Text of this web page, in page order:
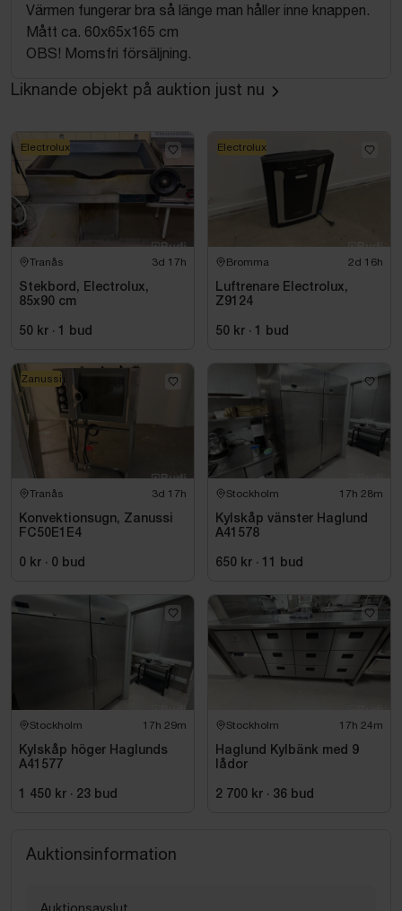
Värmen fungerar bra så länge man håller inne knappen.
Mått ca. 60x65x165 cm
OBS! Momsfri försäljning.
Liknande objekt på auktion just nu
Tranås 3d 17h
Stekbord, Electrolux,
85x90 cm
50 kr · 1 bud
Electrolux
Bromma 2d 16h
Luftrenare Electrolux,
Z9124
50 kr · 1 bud
Electrolux
Tranås 3d 17h
Konvektionsugn, Zanussi
FC50E1E4
0 kr · 0 bud
Zanussi
Stockholm 17h 28m
Kylskåp vänster Haglund
A41578
650 kr · 11 bud
Stockholm 17h 29m
Kylskåp höger Haglunds
A41577
1 450 kr · 23 bud
Stockholm 17h 24m
Haglund Kylbänk med 9
lådor
2 700 kr · 36 bud
Auktionsinformation